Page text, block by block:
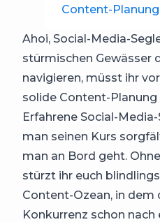
Content-Planung
Ahoi, Social-Media-
stürmischen Gewässer
navigieren, müsst ihr
solide Content-Planung
Erfahrene Social-
man seinen Kurs
man an Bord geht.
stürzt ihr euch
Content-Ozean, in dem
Konkurrenz schon nach